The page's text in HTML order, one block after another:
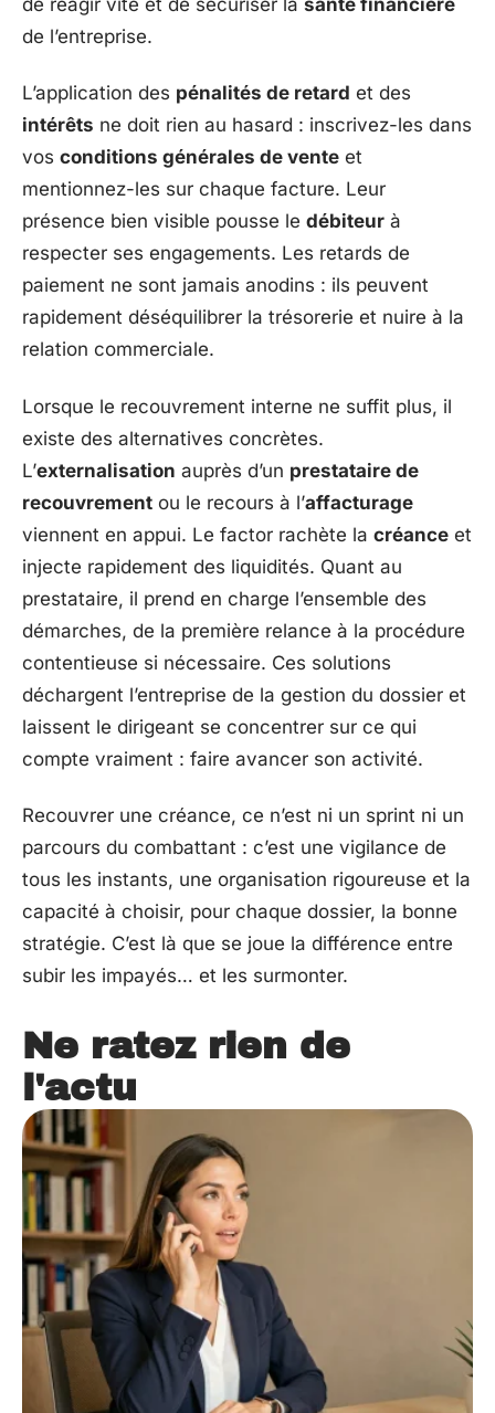
de l’entreprise.
L’application des pénalités de retard et des
intérêts ne doit rien au hasard : inscrivez-les dans
vos conditions générales de vente et
mentionnez-les sur chaque facture. Leur
présence bien visible pousse le débiteur à
respecter ses engagements. Les retards de
paiement ne sont jamais anodins : ils peuvent
rapidement déséquilibrer la trésorerie et nuire à la
relation commerciale.
Lorsque le recouvrement interne ne suffit plus, il
existe des alternatives concrètes.
L’externalisation auprès d’un prestataire de
recouvrement ou le recours à l’affacturage
viennent en appui. Le factor rachète la créance et
injecte rapidement des liquidités. Quant au
prestataire, il prend en charge l’ensemble des
démarches, de la première relance à la procédure
contentieuse si nécessaire. Ces solutions
déchargent l’entreprise de la gestion du dossier et
laissent le dirigeant se concentrer sur ce qui
compte vraiment : faire avancer son activité.
Recouvrer une créance, ce n’est ni un sprint ni un
parcours du combattant : c’est une vigilance de
tous les instants, une organisation rigoureuse et la
capacité à choisir, pour chaque dossier, la bonne
stratégie. C’est là que se joue la différence entre
subir les impayés… et les surmonter.
Ne ratez rien de
l'actu